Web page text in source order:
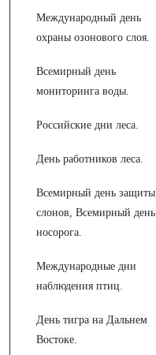
Международный день
охраны озонового слоя.
Всемирный день
мониторинга воды.
Российские дни леса.
День работников леса.
Всемирный день защиты
слонов, Всемирный день
носорога.
Международные дни
наблюдения птиц.
День тигра на Дальнем
Востоке.